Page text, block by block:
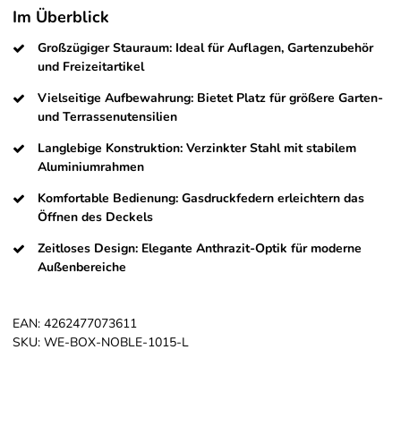
Im Überblick
Großzügiger Stauraum: Ideal für Auflagen, Gartenzubehör
und Freizeitartikel
Vielseitige Aufbewahrung: Bietet Platz für größere Garten-
und Terrassenutensilien
Langlebige Konstruktion: Verzinkter Stahl mit stabilem
Aluminiumrahmen
Komfortable Bedienung: Gasdruckfedern erleichtern das
Öffnen des Deckels
Zeitloses Design: Elegante Anthrazit-Optik für moderne
Außenbereiche
EAN: 4262477073611
SKU: WE-BOX-NOBLE-1015-L